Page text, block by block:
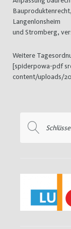
Langenlonsheim
und Stromberg,
Weitere
[spiderpowa-pdf
content/uploads/
nach: